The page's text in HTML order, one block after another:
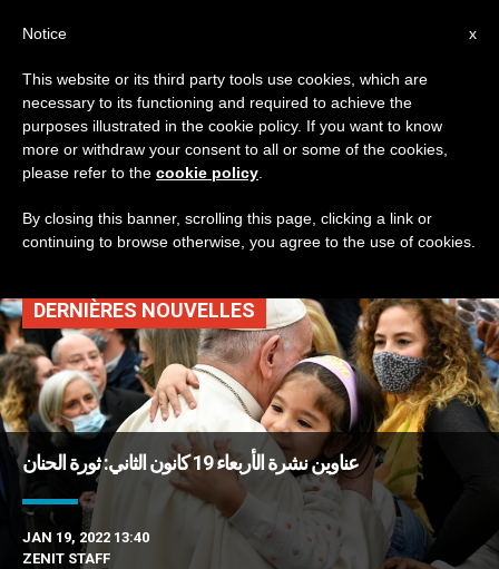
TAG
Posts Tagged ‘ثورة
الحنان’
DERNIÈRES NOUVELLES
عناوين نشرة الأربعاء 19 كانون الثاني: ثورة الحنان
JAN 19, 2022 13:40
ZENIT STAFF
x
Notice
This website or its third party tools use cookies, which are
necessary to its functioning and required to achieve the
purposes illustrated in the cookie policy. If you want to know
more or withdraw your consent to all or some of the cookies,
please refer to the cookie policy
By closing this banner, scrolling this page, clicking a link or
continuing to browse otherwise, you agree to the use of cookies.